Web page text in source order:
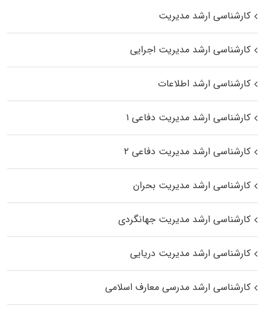
کارشناسی ارشد مدیریت
کارشناسی ارشد مدیریت اجرایی
کارشناسی ارشد اطلاعات
کارشناسی ارشد مدیریت دفاعی ۱
کارشناسی ارشد مدیریت دفاعی ۲
کارشناسی ارشد مدیریت بحران
کارشناسی ارشد مدیریت جهانگردی
کارشناسی ارشد مدیریت دریایی
کارشناسی ارشد مدرسی معارف اسلامی